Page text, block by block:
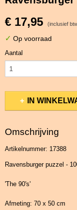
€ 17,95 (inclusief
✓ Op voorraad
Aantal
IN
Omschrijving
Artikelnummer: 17388
Ravensburger puzzel -
'The 90's'
Afmeting: 70 x 50 cm